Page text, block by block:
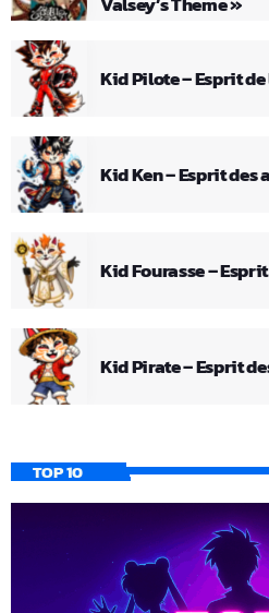
Kid Pilote – Esprit
Kid Ken – Esprit
Kid Fourasse –
Kid Pirate – Esprit
TOP 10